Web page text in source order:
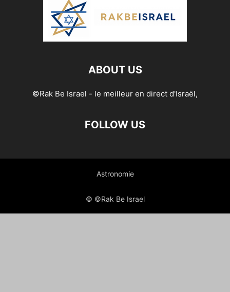
ABOUT US
©Rak Be Israel - le meilleur en direct d'Israël,
FOLLOW US
Astronomie
© ©Rak Be Israel